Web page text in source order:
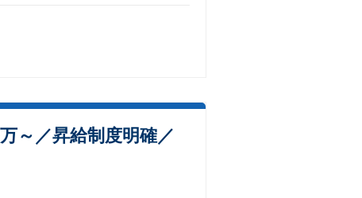
～／昇給制度明確／